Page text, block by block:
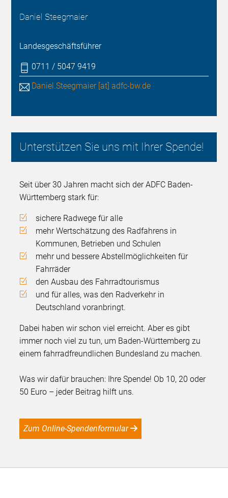
Daniel Steegmaier
Landesgeschäftsführer
0711 / 5047 9419
Daniel.Steegmaier [at] adfc-bw.de
Unterstützen Sie uns mit Ihrer Spende!
Seit über 30 Jahren macht sich der ADFC Baden-
Württemberg stark für:
sichere Radwege für alle
mehr Wertschätzung des Radfahrens in
Kommunen, Betrieben und Schulen
mehr und bessere Abstellmöglichkeiten für
Fahrräder
den Ausbau des Fahrradtourismus
und für alles, was den Radverkehr in
Deutschland voranbringt.
Dabei haben wir schon viel erreicht. Aber es gibt
immer noch viel zu tun, um Baden-Württemberg zu
einem fahrradfreundlichen Bundesland zu machen.
Was wir dafür brauchen: Ihre Spende! Ob 10, 20 oder
50 Euro – jeder Beitrag hilft uns.
Zum Online-Spendenformular